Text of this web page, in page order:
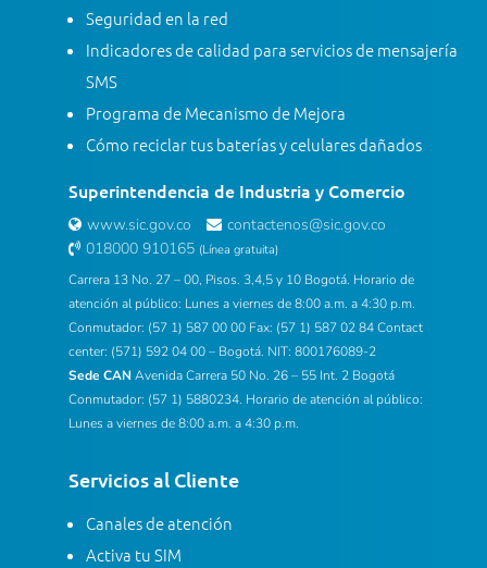
Seguridad en la red
Indicadores de calidad para servicios de mensajería
SMS
Programa de Mecanismo de Mejora
Cómo reciclar tus baterías y celulares dañados
Superintendencia de Industria y Comercio
www.sic.gov.co
contactenos@sic.gov.co
018000 910165 (Línea gratuita)
Carrera 13 No. 27 – 00, Pisos. 3,4,5 y 10 Bogotá. Horario de
atención al público: Lunes a viernes de 8:00 a.m. a 4:30 p.m.
Conmutador: (57 1) 587 00 00 Fax: (57 1) 587 02 84 Contact
center: (571) 592 04 00 – Bogotá. NIT: 800176089-2
Sede CAN Avenida Carrera 50 No. 26 – 55 Int. 2 Bogotá
Conmutador: (57 1) 5880234. Horario de atención al público:
Lunes a viernes de 8:00 a.m. a 4:30 p.m.
Servicios al Cliente
Canales de atención
Activa tu SIM